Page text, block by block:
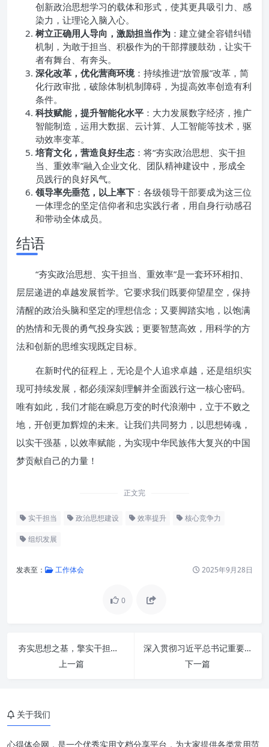
创新政治思想学习的载体和形式，使其更具吸引力、感
染力，让理论入脑入心。
树立正确用人导向，激励担当作为 ：建立健全容错纠错
机制，为敢于担当、积极作为的干部撑腰鼓劲，让实干
者有舞台、有奔头。
深化改革，优化营商环境：持续推进“放管服”改革，简
化行政审批，破除体制机制障碍，为提高效率创造有利
条件。
科技赋能，提升智能化水平 ：大力发展数字经济，推广
智能制造，运用大数据、云计算、人工智能等技术，驱
动效率变革。
培育文化，营造良好生态 ：将“夯实政治思想、实干担
当、重效率”融入企业文化、团队精神建设中，形成全
员践行的良好风气。
领导率先垂范，以上率下 ：各级领导干部要成为这三位
一体理念的坚定信仰者和忠实践行者，用自身行动感召
和带动全体成员。
结语
“夯实政治思想、实干担当、重效率”是一套环环相扣、
层层递进的卓越发展哲学。它要求我们既要仰望星空，保持
清醒的政治头脑和坚定的理想信念；又要脚踏实地，以饱满
的热情和无畏的勇气投身实践；更要智慧高效，用科学的方
法和创新的思维实现既定目标。
在新时代的征程上，无论是个人追求卓越，还是组织实
现可持续发展，都必须深刻理解并全面践行这一核心密码。
唯有如此，我们才能在瞬息万变的时代浪潮中，立于不败之
地，开创更加辉煌的未来。让我们共同努力，以思想铸魂，
以实干强基，以效率赋能，为实现中华民族伟大复兴的中国
梦贡献自己的力量！
正文完
实干担当 政治思想建设 效率提升 核心竞争力
组织发展
发表至： 工作体会 2025年9月28日
0
夯实思想之基，擎实干担当之旗，扬效率发展之帆：新时代高质量发展的核心引擎
上一篇
深入贯彻习近平总书记重要指示精神：着力推动办公室工作高质量发展新格局
下一篇
实干担当：将思想转化为行动的
发展的核心竞争力
关于我们
心得体会网，是一个优秀实用文档分享平台，为大家提供各类常用范